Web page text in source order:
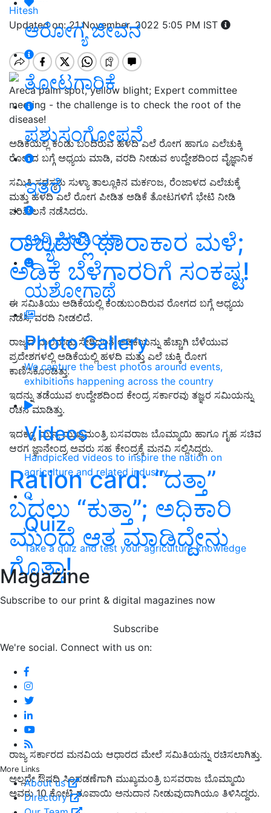
ಆರೋಗ್ಯ ಜೀವನ
ತೋಟಗಾರಿಕೆ
ಪಶುಸಂಗೋಪನೆ
ಇತರೆ
ಅಗ್ರಿಪೀಡಿಯಾ
ಯಶೋಗಾಥೆ
Photo Gallery
We capture the best photos around events,
exhibitions happening across the country
Videos
Handpicked videos to inspire the nation on
agriculture and related industry
Quiz
Take a quiz and test your agriculture knowledge
Magazine
Subscribe to our print & digital magazines now
Subscribe
We're social. Connect with us on:
More Links
About us
Directory
Hitesh
Updated on: 21 November, 2022 5:05 PM IST
Areca palm spot, yellow blight; Expert committee
meeting - the challenge is to check the root of the
disease!
ಅಡಿಕೆಯಲ್ಲಿ ಕಂಡು ಬಂದಿರುವ ಹಳದಿ ಎಲೆ ರೋಗ ಹಾಗೂ ಎಲೆಚುಕ್ಕಿ
ರೋಗದ ಬಗ್ಗೆ ಅಧ್ಯಯ ಮಾಡಿ, ವರದಿ ನೀಡುವ ಉದ್ದೇಶದಿಂದ ವೈಜ್ಞಾನಿಕ
ಸಮಿತಿ ಸದಸ್ಯರು ಸುಳ್ಯಾ ತಾಲ್ಲೂಕಿನ ಮರ್ಕಂಜ, ರೆಂಜಾಳದ ಎಲೆಚುಕ್ಕೆ
ಮತ್ತು ಹಳದಿ ಎಲೆ ರೋಗ ಪೀಡಿತ ಅಡಿಕೆ ತೋಟಗಳಿಗೆ ಭೇಟಿ ನೀಡಿ
ಪರಿಶೀಲನೆ ನಡೆಸಿದರು.
ರಾಜ್ಯದಲ್ಲಿ ಧಾರಾಕಾರ ಮಳೆ;
ಅಡಿಕೆ ಬೆಳೆಗಾರರಿಗೆ ಸಂಕಷ್ಟ!
ಈ ಸಮಿತಿಯು ಅಡಿಕೆಯಲ್ಲಿ ಕಂಡುಬಂದಿರುವ ರೋಗದ ಬಗ್ಗೆ ಅಧ್ಯಯ
ನಡೆಸಿ, ವರದಿ ನೀಡಲಿದೆ.
ರಾಜ್ಯದ ಮಲೆನಾಡು ಸೇರಿದಂತೆ ಅಡಿಕೆಯನ್ನು ಹೆಚ್ಚಾಗಿ ಬೆಳೆಯುವ
ಪ್ರದೇಶಗಳಲ್ಲಿ ಅಡಿಕೆಯಲ್ಲಿ ಹಳದಿ ಮತ್ತು ಎಲೆ ಚುಕ್ಕಿ ರೋಗ
ಕಾಣಿಸಿಕೊಂಡಿತ್ತು.
ಇದನ್ನು ತಡೆಯುವ ಉದ್ದೇಶದಿಂದ ಕೇಂದ್ರ ಸರ್ಕಾರವು ತಜ್ಞರ ಸಮಿಯನ್ನು
ರಚನೆ ಮಾಡಿತ್ತು.
ಇದಕ್ಕೂ ಮುನ್ನ ಮುಖ್ಯಮಂತ್ರಿ ಬಸವರಾಜ ಬೊಮ್ಮಾಯಿ ಹಾಗೂ ಗೃಹ ಸಚಿವ
ಆರಗ ಜ್ಞಾನೇಂದ್ರ ಅವರು ಸಹ ಕೇಂದ್ರಕ್ಕೆ ಮನವಿ ಸಲ್ಲಿಸಿದ್ದರು.
Ration card: “ದತ್ತಾ”
ಬದಲು “ಕುತ್ತಾ”; ಅಧಿಕಾರಿ
ಮುಂದೆ ಆತ ಮಾಡಿದ್ದೇನು
ಗೊತ್ತಾ!
ರಾಜ್ಯ ಸರ್ಕಾರದ ಮನವಿಯ ಆಧಾರದ ಮೇಲೆ ಸಮಿತಿಯನ್ನು ರಚಿಸಲಾಗಿತ್ತು.
ಅಲ್ಲದೇ ಔಷಧಿ ಸಿಂಪಡಣೆಗಾಗಿ ಮುಖ್ಯಮಂತ್ರಿ ಬಸವರಾಜ ಬೊಮ್ಮಾಯಿ
ಅವರು 10 ಕೋಟಿ ರೂಪಾಯಿ ಅನುದಾನ ನೀಡುವುದಾಗಿಯೂ ತಿಳಿಸಿದ್ದರು.